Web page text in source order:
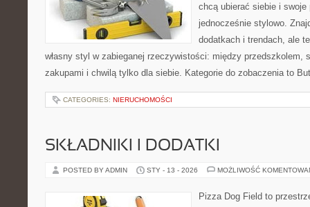
chcą ubierać siebie i
jednocześnie stylowo.
dodatkach i trendach, ale
własny styl w zabieganej rzeczywistości: między przedszkolem,
zakupami i chwilą tylko dla siebie. Kategorie do zobaczenia to
CATEGORIES: NIERUCHOMOŚCI
SKŁADNIKI I DODATKI
POSTED BY ADMIN STY - 13 - 2026 MOŻLIWOŚĆ
Pizza Dog Field to